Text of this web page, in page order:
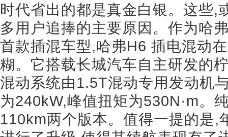
时代省出的都是真金白银。这些,
多用户追捧的主要原因。作为哈
首款插混车型,哈弗H6 插电混动
糊。它搭载长城汽车自主研发的
混动系统由1.5T混动专用发动机
为240kW,峰值扭矩为530N·m。
110km两个版本。值得一提的是,